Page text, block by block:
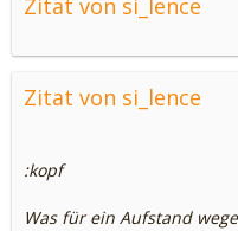
Zitat von si_lence
Zitat von si_lence
:kopf
Was für ein Aufstand